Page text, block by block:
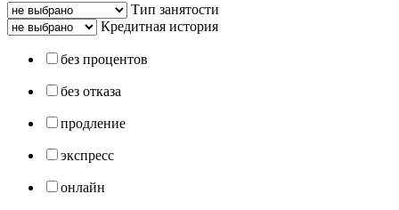
Тип занятости
Кредитная история
без процентов
без отказа
продление
экспресс
онлайн